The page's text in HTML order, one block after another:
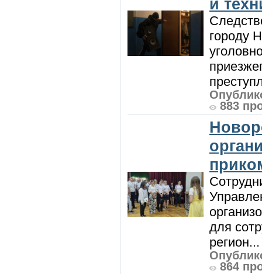
и
городу
883
для
регион...
864